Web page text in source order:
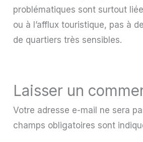
problématiques sont surtout
ou à l’afflux touristique, pas à
de quartiers très sensibles.
Laisser un
Votre adresse e-mail ne sera
champs obligatoires sont